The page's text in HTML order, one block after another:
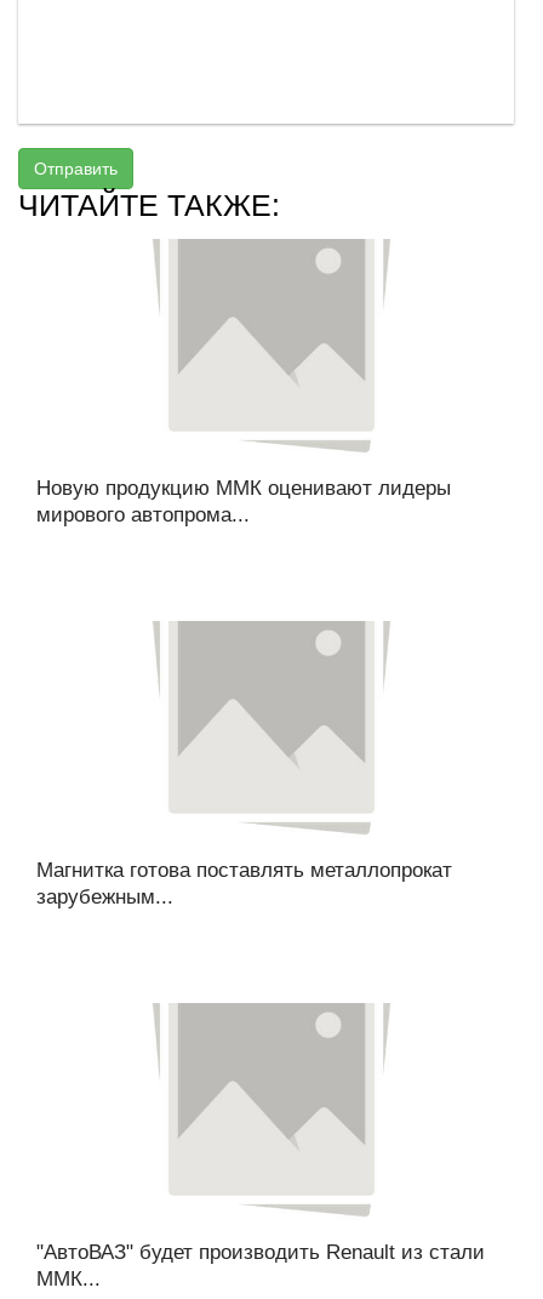
Отправить
ЧИТАЙТЕ ТАКЖЕ:
Новую продукцию ММК оценивают лидеры
мирового автопрома...
Магнитка готова поставлять металлопрокат
зарубежным...
"АвтоВАЗ" будет производить Renault из стали
ММК...